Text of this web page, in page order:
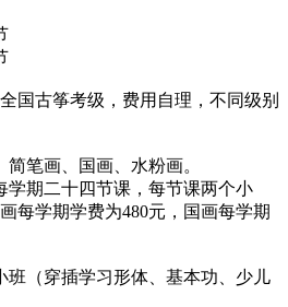
古筝考级，费用自理，不同级别
笔画、国画、水粉画。
二十四节课，每节课两个小
每学期学费为480元，国画每学期
（穿插学习形体、基本功、少儿